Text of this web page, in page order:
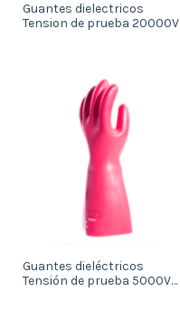
Guantes dielectricos
Tension de prueba 20000V
Guantes dieléctricos
Tensión de prueba 5000V